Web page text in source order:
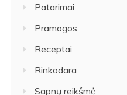
Patarimai
Pramogos
Receptai
Rinkodara
Sapnų reikšmė